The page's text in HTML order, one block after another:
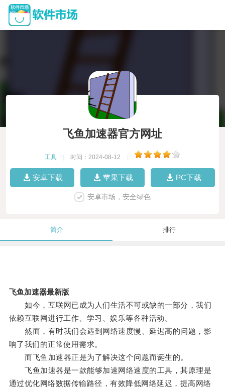
飞鱼加速器官方网址
工具 时间：2024-08-12
安卓下载 苹果下载 PC下载
安卓市场，安全绿色
简介 排行
飞鱼加速器最新版
如今，互联网已成为人们生活不可或缺的一部分，我们
依赖互联网进行工作、学习、娱乐等各种活动。
然而，有时我们会遇到网络速度慢、延迟高的问题，影
响了我们的正常使用需求。
而飞鱼加速器正是为了解决这个问题而诞生的。
飞鱼加速器是一款能够加速网络速度的工具，其原理是
通过优化网络数据传输路径，有效降低网络延迟，提高网络